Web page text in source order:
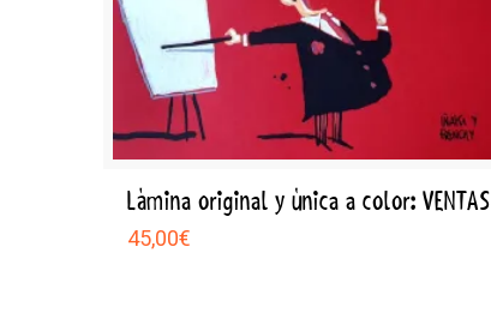
Lámina original y única a color: VENTAS
45,00€